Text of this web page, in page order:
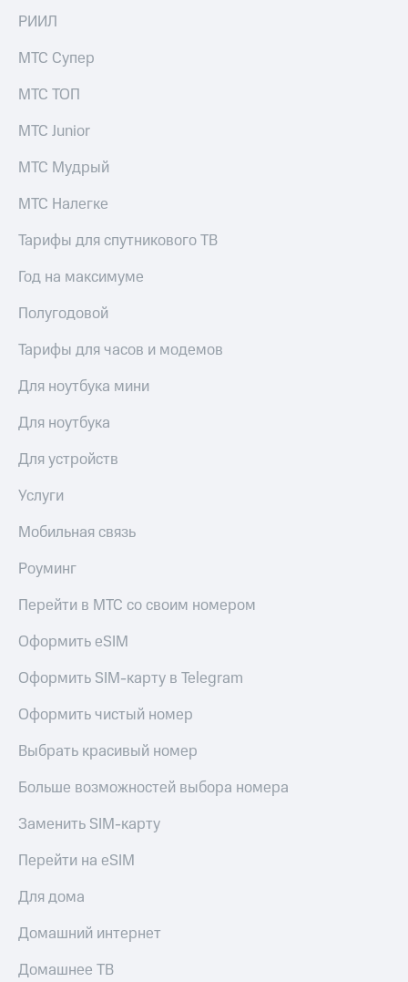
РИИЛ
МТС Супер
МТС ТОП
МТС Junior
МТС Мудрый
МТС Налегке
Тарифы для спутникового ТВ
Год на максимуме
Полугодовой
Тарифы для часов и модемов
Для ноутбука мини
Для ноутбука
Для устройств
Услуги
Мобильная связь
Роуминг
Перейти в МТС со своим номером
Оформить eSIM
Оформить SIM-карту в Telegram
Оформить чистый номер
Выбрать красивый номер
Больше возможностей выбора номера
Заменить SIM-карту
Перейти на eSIM
Для дома
Домашний интернет
Домашнее ТВ